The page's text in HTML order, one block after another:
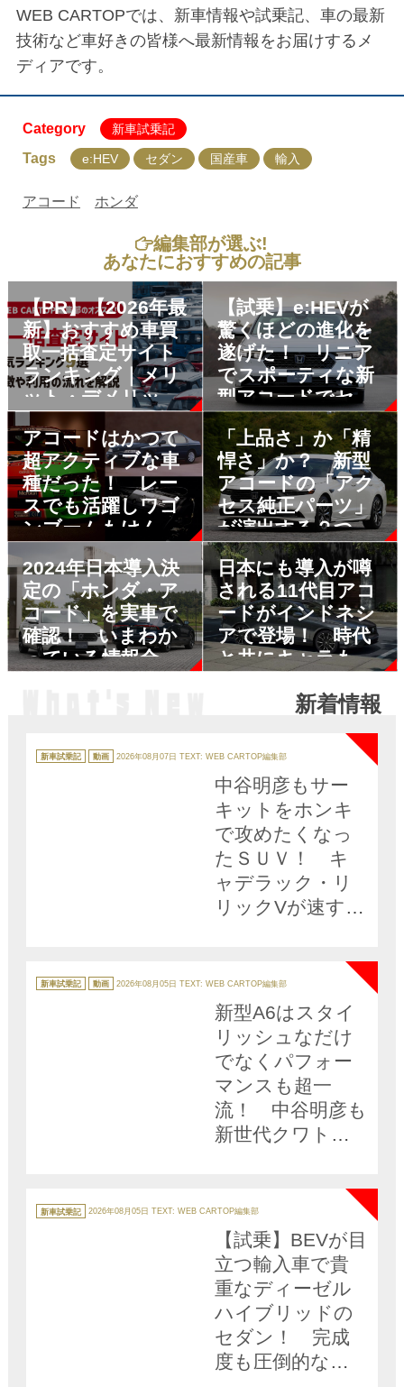
WEB CARTOPでは、新車情報や試乗記、車の最新
技術など車好きの皆様へ最新情報をお届けするメ
ディアです。
Category 新車試乗記
Tags e:HEV セダン 国産車 輸入
アコード ホンダ
編集部が選ぶ!
あなたにおすすめの記事
【PR】【2026年最
新】おすすめ車買
取一括査定サイト
ランキング｜メリ
ット・デメリット
も解説
【試乗】e:HEVが
驚くほどの進化を
遂げた！ リニア
でスポーティな新
型アコードでセダ
ンの復権なるか？
アコードはかつて
超アクティブな車
種だった！ レー
スでも活躍しワゴ
ンブームもけん引
した熱き時代の５
代目を振り返る
「上品さ」か「精
悍さ」か？ 新型
アコードの「アク
セス純正パーツ」
が演出する２つの
スタイル
2024年日本導入決
定の「ホンダ・ア
コード」を実車で
確認！ いまわか
っている情報全部
日本にも導入が噂
される11代目アコ
ードがインドネシ
アで登場！ 時代
と共にキャラも姿
アコードを振り返
新着情報
テ
ゴ
新車試乗記 動画 2026年08月07日 TEXT: WEB CARTOP編集部
NEW
中谷明彦もサー
キットをホンキ
で攻めたくなっ
たＳＵＶ！ キ
ャデラック・リ
リックVが速すぎ
テ
ゴ
新車試乗記 動画 2026年08月05日 TEXT: WEB CARTOP編集部
新型A6はスタイ
リッシュなだけ
でなくパフォー
マンスも超一
流！ 中谷明彦も
新世代クワトロ
カ
テ
ゴ
新車試乗記 2026年08月05日 TEXT: WEB CARTOP編集部
【試乗】BEVが目
立つ輸入車で貴
重なディーゼル
ハイブリッドの
セダン！ 完成
度も圧倒的な